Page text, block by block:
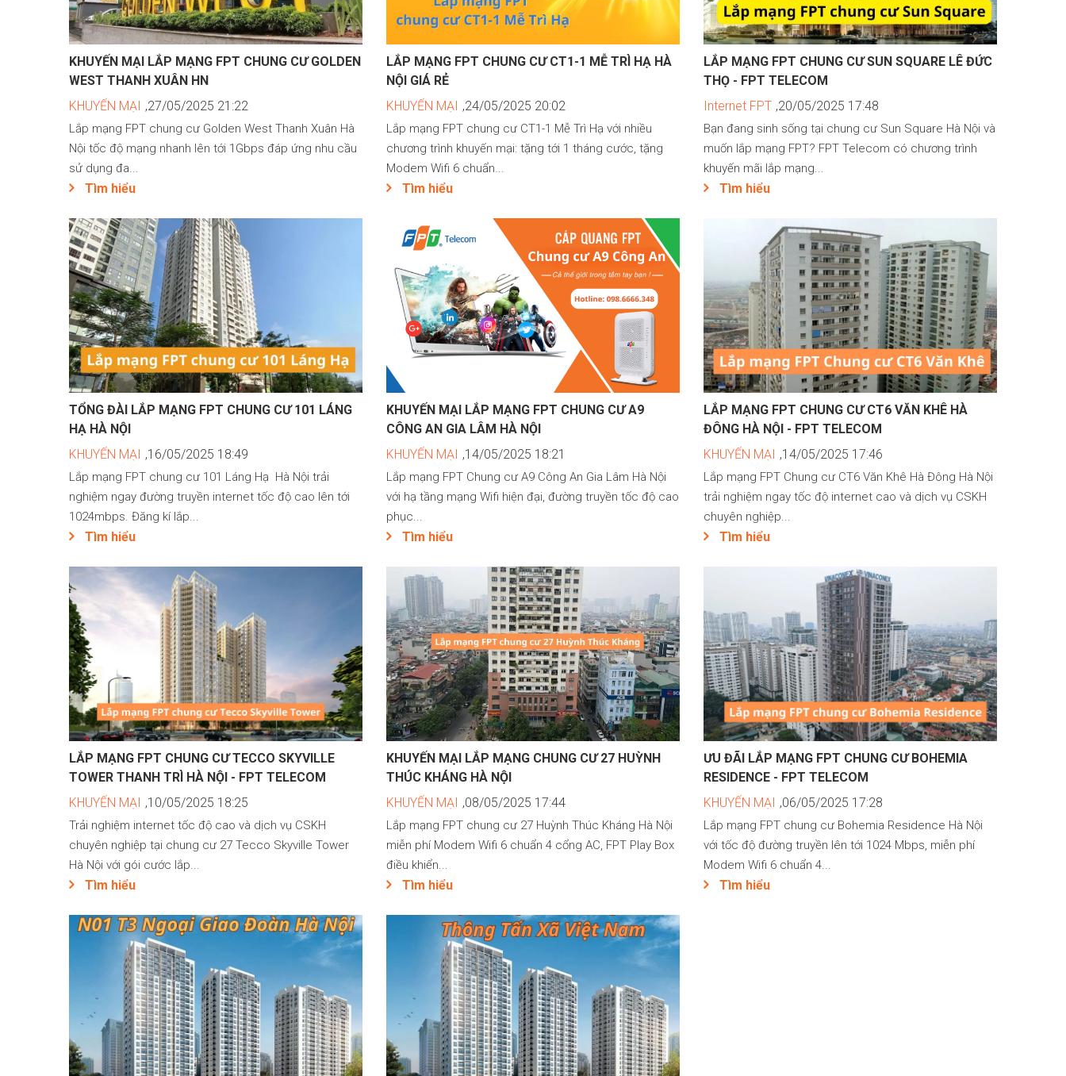
KHUYẾN MẠI LẮP MẠNG FPT CHUNG CƯ GOLDEN
WEST THANH XUÂN HN
KHUYẾN MẠI ,27/05/2025 21:22
Lắp mạng FPT chung cư Golden West Thanh Xuân Hà
Nội tốc độ mạng nhanh lên tới 1Gbps đáp ứng nhu cầu
sử dụng đa...
Tìm hiểu
LẮP MẠNG FPT CHUNG CƯ CT1-1 MỄ TRÌ HẠ HÀ
NỘI GIÁ RẺ
KHUYẾN MẠI ,24/05/2025 20:02
Lắp mạng FPT chung cư CT1-1 Mễ Trì Hạ với nhiều
chương trình khuyến mại: tặng tới 1 tháng cước, tặng
Modem Wifi 6 chuẩn...
Tìm hiểu
LẮP MẠNG FPT CHUNG CƯ SUN SQUARE LÊ ĐỨC
THỌ - FPT TELECOM
Internet FPT ,20/05/2025 17:48
Bạn đang sinh sống tại chung cư Sun Square Hà Nội và
muốn lắp mạng FPT? FPT Telecom có chương trình
khuyến mãi lắp mạng...
Tìm hiểu
TỔNG ĐÀI LẮP MẠNG FPT CHUNG CƯ 101 LÁNG
HẠ HÀ NỘI
KHUYẾN MẠI ,16/05/2025 18:49
Lắp mạng FPT chung cư 101 Láng Hạ Hà Nội trải
nghiệm ngay đường truyền internet tốc độ cao lên tới
1024mbps. Đăng kí lắp...
Tìm hiểu
KHUYẾN MẠI LẮP MẠNG FPT CHUNG CƯ A9
CÔNG AN GIA LÂM HÀ NỘI
KHUYẾN MẠI ,14/05/2025 18:21
Lắp mạng FPT Chung cư A9 Công An Gia Lâm Hà Nội
với hạ tầng mạng Wifi hiện đại, đường truyền tốc độ cao
phục...
Tìm hiểu
LẮP MẠNG FPT CHUNG CƯ CT6 VĂN KHÊ HÀ
ĐÔNG HÀ NỘI - FPT TELECOM
KHUYẾN MẠI ,14/05/2025 17:46
Lắp mạng FPT Chung cư CT6 Văn Khê Hà Đông Hà Nội
trải nghiệm ngay tốc độ internet cao và dịch vụ CSKH
chuyên nghiệp...
Tìm hiểu
LẮP MẠNG FPT CHUNG CƯ TECCO SKYVILLE
TOWER THANH TRÌ HÀ NỘI - FPT TELECOM
KHUYẾN MẠI ,10/05/2025 18:25
Trải nghiệm internet tốc độ cao và dịch vụ CSKH
chuyên nghiệp tại chung cư 27 Tecco Skyville Tower
Hà Nội với gói cước lắp...
Tìm hiểu
KHUYẾN MẠI LẮP MẠNG CHUNG CƯ 27 HUỲNH
THÚC KHÁNG HÀ NỘI
KHUYẾN MẠI ,08/05/2025 17:44
Lắp mạng FPT chung cư 27 Huỳnh Thúc Kháng Hà Nội
miễn phí Modem Wifi 6 chuẩn 4 cổng AC, FPT Play Box
điều khiển...
Tìm hiểu
ƯU ĐÃI LẮP MẠNG FPT CHUNG CƯ BOHEMIA
RESIDENCE - FPT TELECOM
KHUYẾN MẠI ,06/05/2025 17:28
Lắp mạng FPT chung cư Bohemia Residence Hà Nội
với tốc độ đường truyền lên tới 1024 Mbps, miễn phí
Modem Wifi 6 chuẩn 4...
Tìm hiểu